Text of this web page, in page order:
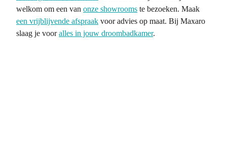
welkom om een van onze showrooms te bezoeken. Maak
een vrijblijvende afspraak voor advies op maat. Bij Maxaro
slaag je vooralles in jouw droombadkamer.